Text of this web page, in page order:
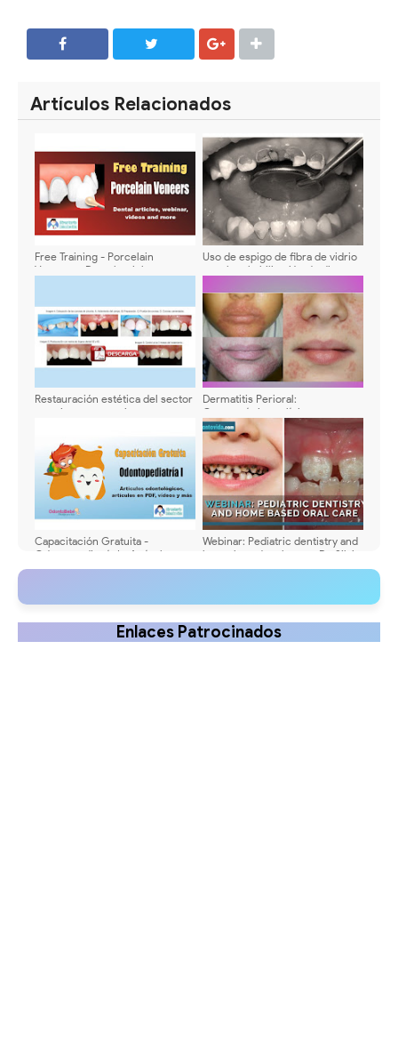
Artículos Relacionados
Free Training - Porcelain
Veneers - Dental articles,
Uso de espigo de fibra de vidrio
para la rehabilitación de dientes
clínicos
Restauración estética del sector
anterior en un paciente
Dermatitis Perioral:
Características clínicas,
tratamiento y casos clínicos
Capacitación Gratuita -
Odontopediatría I - Artículo
odontológicos, artículos en PDF,
Webinar: Pediatric dentistry and
home based oral care - Dr. Silvia
Sabatini and Dr. Luis Karakowsky
Enlaces Patrocinados